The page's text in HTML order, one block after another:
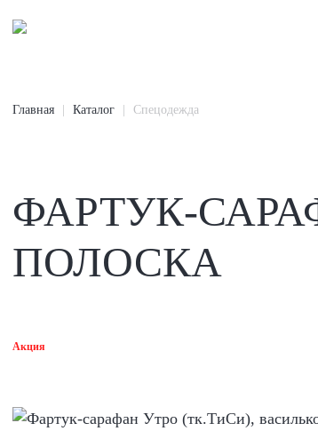
Главная Каталог Спецодежда
ФАРТУК-
ПОЛОСКА
Акция